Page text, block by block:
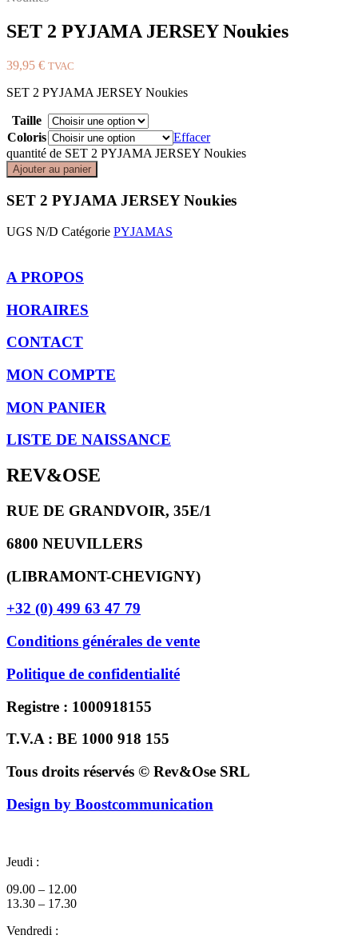
SET 2 PYJAMA JERSEY Noukies
39,95 € TVAC
SET 2 PYJAMA JERSEY Noukies
Taille
Coloris
Effacer
quantité de SET 2 PYJAMA JERSEY Noukies
Ajouter au panier
SET 2 PYJAMA JERSEY Noukies
UGS N/D Catégorie PYJAMAS
A PROPOS
HORAIRES
CONTACT
MON COMPTE
MON PANIER
LISTE DE NAISSANCE
REV&OSE
RUE DE GRANDVOIR, 35E/1
6800 NEUVILLERS
(LIBRAMONT-CHEVIGNY)
+32 (0) 499 63 47 79
Conditions générales de vente
Politique de confidentialité
Registre : 1000918155
T.V.A : BE 1000 918 155
Tous droits réservés © Rev&Ose SRL
Design by Boostcommunication
Jeudi :
09.00 – 12.00
13.30 – 17.30
Vendredi :